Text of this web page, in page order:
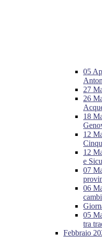
05
27
26
18
12
12
e
07
06
05
tra
Febbraio